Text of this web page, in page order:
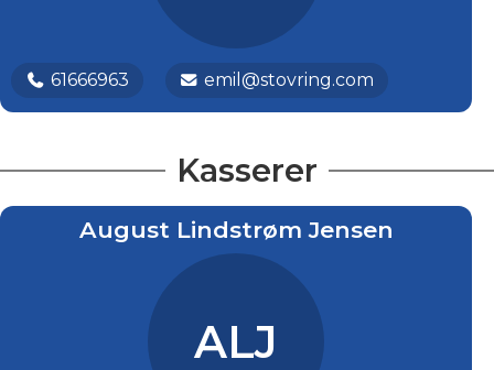
61666963 emil@stovring.com
Kasserer
August Lindstrøm Jensen
ALJ